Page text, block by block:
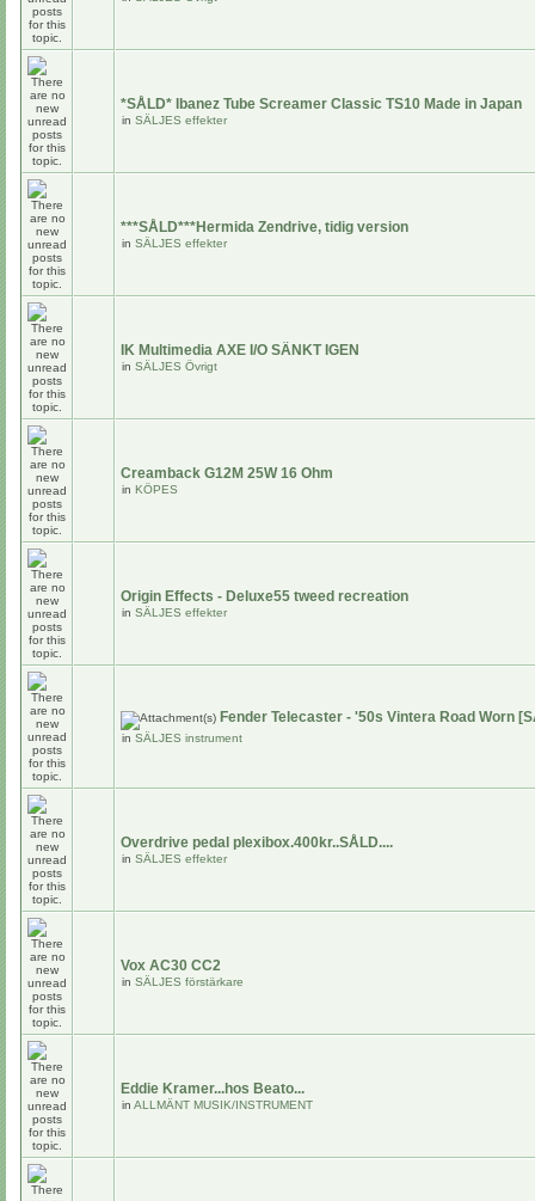
*SÅLD* Ibanez Tube Screamer Classic TS10 Made in Japan
in SÄLJES effekter
***SÅLD***Hermida Zendrive, tidig version
in SÄLJES effekter
IK Multimedia AXE I/O SÄNKT IGEN
in SÄLJES Övrigt
Creamback G12M 25W 16 Ohm
in KÖPES
Origin Effects - Deluxe55 tweed recreation
in SÄLJES effekter
Fender Telecaster - '50s Vintera Road Worn
in SÄLJES instrument
Overdrive pedal plexibox.400kr..SÅLD....
in SÄLJES effekter
Vox AC30 CC2
in SÄLJES förstärkare
Eddie Kramer...hos Beato...
in ALLMÄNT MUSIK/INSTRUMENT